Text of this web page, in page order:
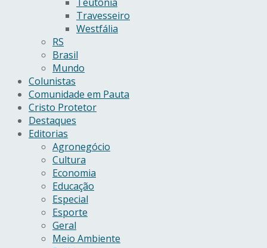
Travesseiro
Westfália
RS
Brasil
Mundo
Colunistas
Comunidade em Pauta
Cristo Protetor
Destaques
Editorias
Agronegócio
Cultura
Economia
Educação
Especial
Esporte
Geral
Meio Ambiente